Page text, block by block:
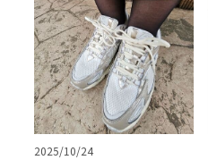
2025/10/24